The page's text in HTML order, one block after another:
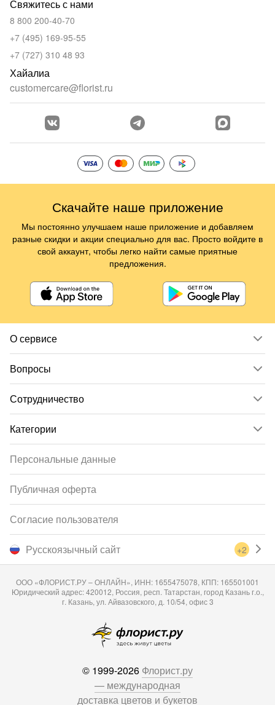
О сервисе
Вопросы
Сотрудничество
Категории
Свяжитесь с нами
8 800 200-40-70
+7 (495) 169-95-55
+7 (727) 310 48 93
Хайалиа
customercare@florist.ru
Русскоязычный сайт +2
Персональные данные
Публичная оферта
Согласие пользователя
ООО «ФЛОРИСТ.РУ – ОНЛАЙН», ИНН: 1655475078, КПП: 165501001
Юридический адрес: 420012, Россия, респ. Татарстан, город Казань г.о.,
г. Казань, ул. Айвазовского, д. 10/54, офис 3
© 1999-2026 Флорист.ру
— международная
доставка цветов и букетов
Скачайте наше приложение
Мы постоянно улучшаем наше приложение и добавляем
разные скидки и акции специально для вас. Просто войдите в
свой аккаунт, чтобы легко найти самые приятные
предложения.